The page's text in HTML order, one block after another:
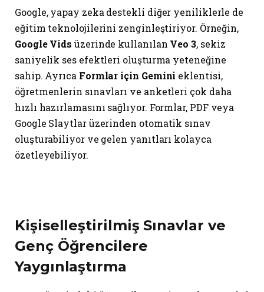
Google, yapay zeka destekli diğer yeniliklerle de
eğitim teknolojilerini zenginleştiriyor. Örneğin,
Google Vids üzerinde kullanılan Veo 3, sekiz
saniyelik ses efektleri oluşturma yeteneğine
sahip. Ayrıca Formlar için Gemini eklentisi,
öğretmenlerin sınavları ve anketleri çok daha
hızlı hazırlamasını sağlıyor. Formlar, PDF veya
Google Slaytlar üzerinden otomatik sınav
oluşturabiliyor ve gelen yanıtları kolayca
özetleyebiliyor.
Kişiselleştirilmiş Sınavlar ve
Genç Öğrencilere
Yaygınlaştırma